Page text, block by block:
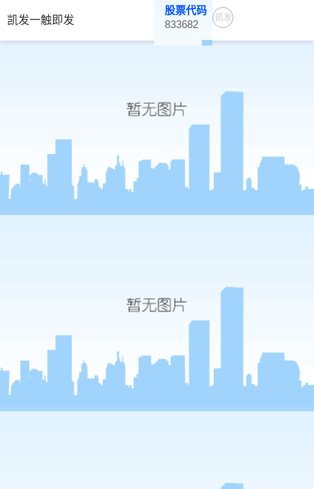
凯发一触即发
股票代码
833682
凯发